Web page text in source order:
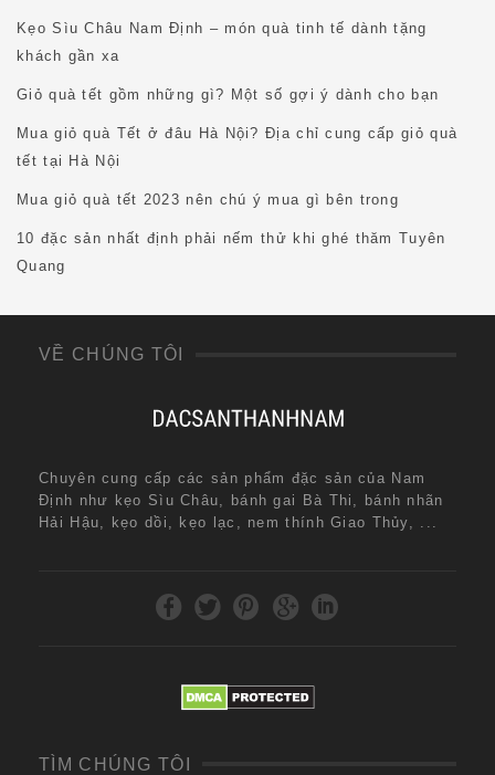
Kẹo Sìu Châu Nam Định – món quà tinh tế dành tặng
khách gần xa
Giỏ quà tết gồm những gì? Một số gợi ý dành cho bạn
Mua giỏ quà Tết ở đâu Hà Nội? Địa chỉ cung cấp giỏ quà
tết tại Hà Nội
Mua giỏ quà tết 2023 nên chú ý mua gì bên trong
10 đặc sản nhất định phải nếm thử khi ghé thăm Tuyên
Quang
VỀ CHÚNG TÔI
Chuyên cung cấp các sản phẩm đặc sản của Nam
Định như kẹo Sìu Châu, bánh gai Bà Thi, bánh nhãn
Hải Hậu, kẹo dồi, kẹo lạc, nem thính Giao Thủy, ...
TÌM CHÚNG TÔI